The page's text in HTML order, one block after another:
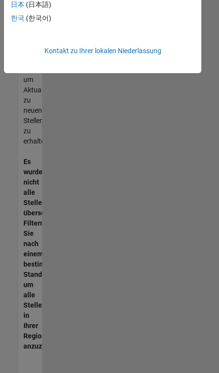
entsprechen,
werden
unseres
um
Aktualisierungen
zu
neuen
Stellenangeboten
zu
erhalten.
Es
wurden
nicht
alle
Stellen
übersetzt.
Filtern
Sie
nach
einem
bestimmten
Standort,
um
alle
Stellenangebote
in
Ihrer
Region
anzuzeigen.
日本 (日本語)
한국 (한국어)
Kontakt zu Ihrer lokalen Niederlassung